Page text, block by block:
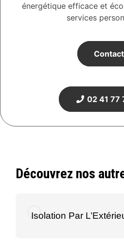
énergétique efficace et
services
Contact
02 41 77
Découvrez nos
Isolation Par